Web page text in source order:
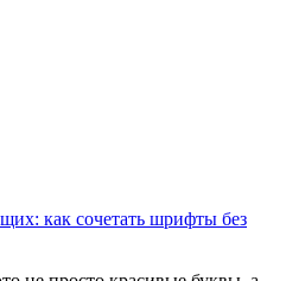
как сочетать шрифты без